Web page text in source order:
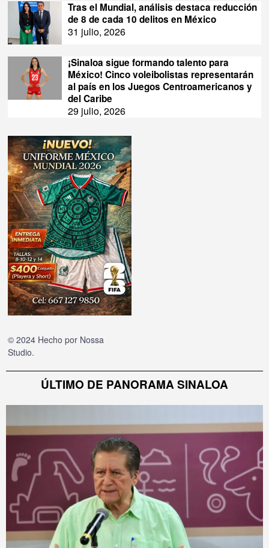
Tras el Mundial, análisis destaca reducción
de 8 de cada 10 delitos en México
31 julio, 2026
¡Sinaloa sigue formando talento para
México! Cinco voleibolistas representarán
al país en los Juegos Centroamericanos y
del Caribe
29 julio, 2026
© 2024 Hecho por Nossa
Studio.
ÚLTIMO DE PANORAMA SINALOA